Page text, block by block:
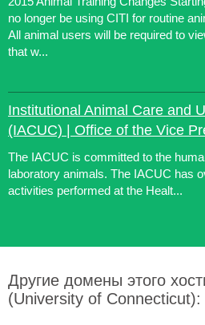
no longer be using CITI for routine
All animal users will be required to
that w...
Institutional Animal Care and
(IACUC) | Office of the Vice
The IACUC is committed to the
laboratory animals. The IACUC has
activities performed at the Healt...
Другие домены этого
(University of Connecticut):